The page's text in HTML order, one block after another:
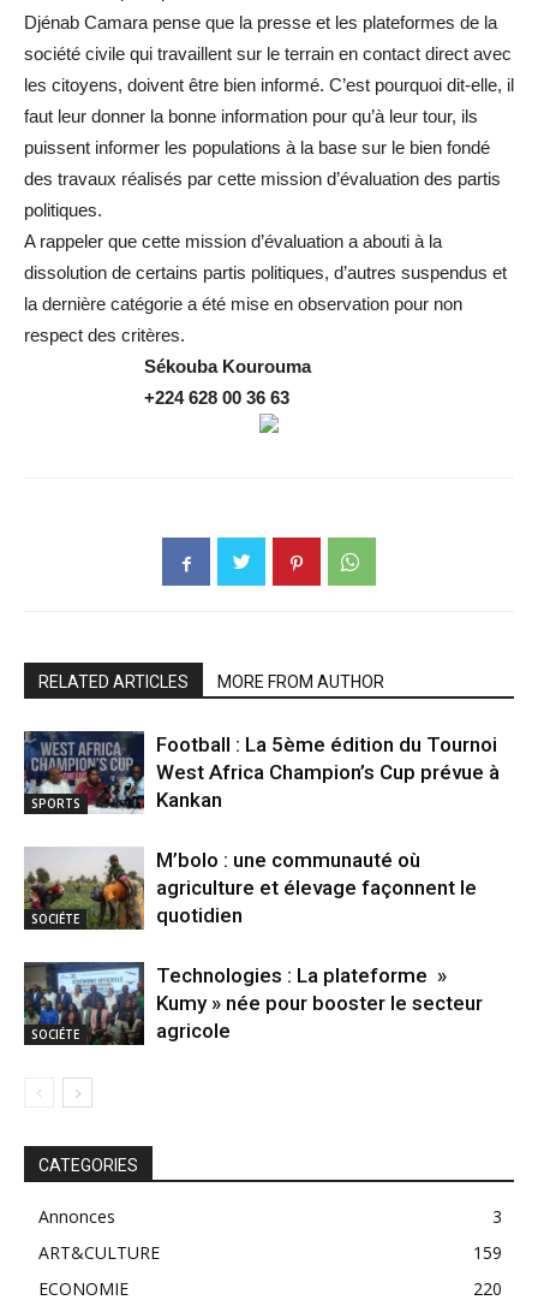
Djénab Camara pense que la presse et les plateformes de la
société civile qui travaillent sur le terrain en contact direct avec
les citoyens, doivent être bien informé. C’est pourquoi dit-elle, il
faut leur donner la bonne information pour qu’à leur tour, ils
puissent informer les populations à la base sur le bien fondé
des travaux réalisés par cette mission d’évaluation des partis
politiques.
A rappeler que cette mission d’évaluation a abouti à la
dissolution de certains partis politiques, d’autres suspendus et
la dernière catégorie a été mise en observation pour non
respect des critères.
Sékouba Kourouma
+224 628 00 36 63
RELATED ARTICLES MORE FROM AUTHOR
SPORTS
Football : La 5ème édition du Tournoi
West Africa Champion’s Cup prévue à
Kankan
SOCIÉTE
M’bolo : une communauté où
agriculture et élevage façonnent le
quotidien
SOCIÉTE
Technologies : La plateforme »
Kumy » née pour booster le secteur
agricole
CATEGORIES
Annonces
3
ART&CULTURE
159
ECONOMIE
220